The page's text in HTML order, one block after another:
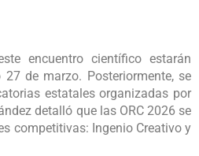
encuentro científico estarán
de marzo. Posteriormente, se
estatales organizadas por
detalló que las ORC 2026 se
competitivas: Ingenio Creativo y